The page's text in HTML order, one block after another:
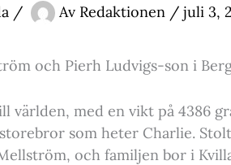
/ Av Redaktionen / juli 3,
och Pierh Ludvigs-son i
världen, med en vikt på 4386
som heter Charlie.
och familjen bor i